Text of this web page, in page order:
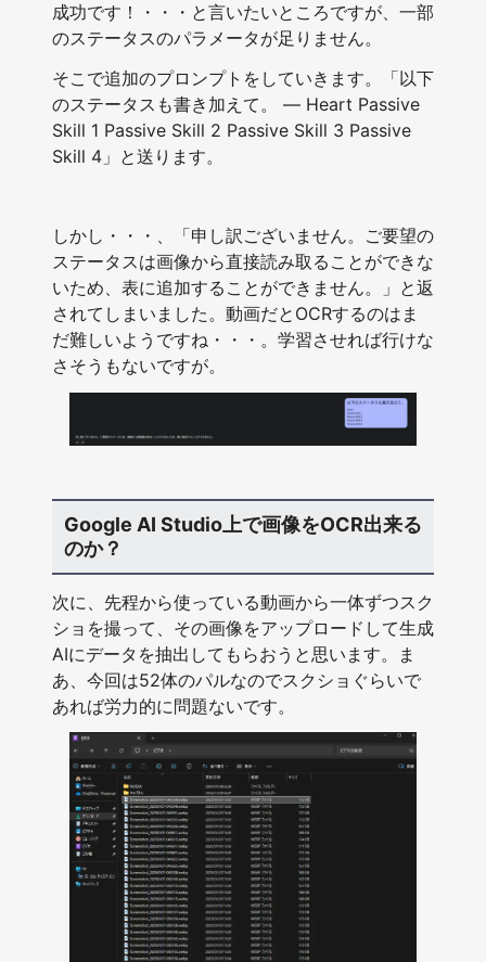
成功です！・・・と言いたいところですが、一部
のステータスのパラメータが足りません。
そこで追加のプロンプトをしていきます。「以下
のステータスも書き加えて。 — Heart Passive
Skill 1 Passive Skill 2 Passive Skill 3 Passive
Skill 4」と送ります。
しかし・・・、「申し訳ございません。ご要望の
ステータスは画像から直接読み取ることができな
いため、表に追加することができません。」と返
されてしまいました。動画だとOCRするのはま
だ難しいようですね・・・。学習させれば行けな
さそうもないですが。
Google AI Studio上で画像をOCR出来る
のか？
次に、先程から使っている動画から一体ずつスク
ショを撮って、その画像をアップロードして生成
AIにデータを抽出してもらおうと思います。ま
あ、今回は52体のパルなのでスクショぐらいで
あれば労力的に問題ないです。